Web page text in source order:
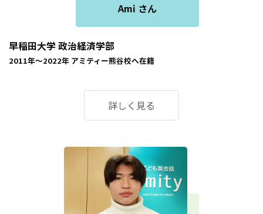
Ami さん
早稲田大学 政治経済学部
2011年～2022年 アミティー熊谷校へ在籍
詳しく見る